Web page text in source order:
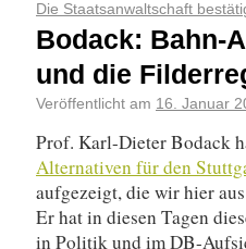
Die Staatsanwaltschaft
Bodack: Bahn-
und die
Veröffentlicht am 16. Januar
Prof. Karl-Dieter Bodack
Alternativen für den
aufgezeigt, die wir hier
Er hat in diesen Tagen
in Politik und im DB-